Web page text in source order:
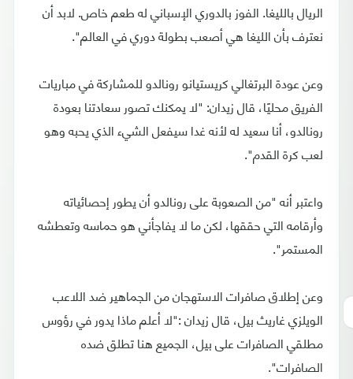
الريال بالليغا. الفوز بالدوري الإسباني له طعم خاص. لابد أن
نعترف بأن الليغا هي أصعب بطولة دوري في العالم".
وعن عودة البرتغالي كريستيانو رونالدو للمشاركة في مباريات
الفريق محليًا، قال زيدان: "لا يمكنك تصور سعادتنا بعودة
رونالدو، أنا سعيد له لأنه غدا سيفعل الشيء الذي يحبه وهو
لعب كرة القدم".
واعتبر أنه "من الصعوبة على رونالدو أن يطور إحصائياته
وأرقامه التي حققها، لكن ما لا يفاجأني هو حماسه وتعطشه
المستمر".
وعن إطلاق صافرات الاستهجان من الجماهير ضد اللاعب
الويلزي غاريث بيل، قال زيدان :"لا أعلم ماذا يدور في رؤوس
مطلقي الصافرات على بيل، الجميع هنا تطلق ضده
الصافرات".